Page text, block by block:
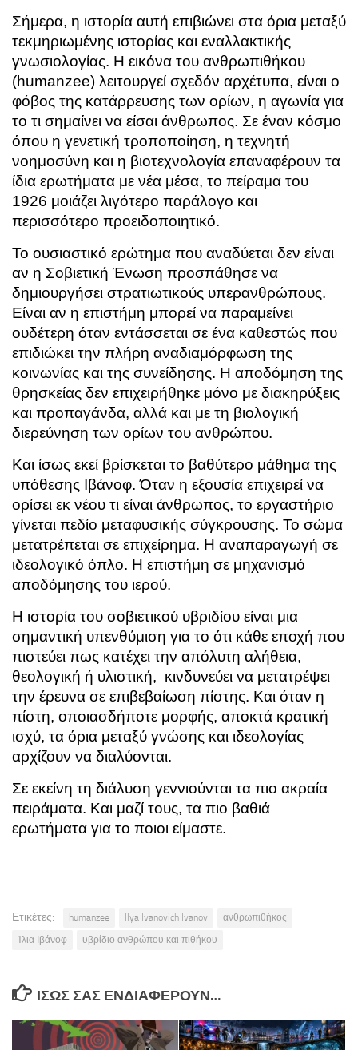
Σήμερα, η ιστορία αυτή επιβιώνει στα όρια μεταξύ
τεκμηριωμένης ιστορίας και εναλλακτικής
γνωσιολογίας. Η εικόνα του ανθρωπιθήκου
(humanzee) λειτουργεί σχεδόν αρχέτυπα, είναι ο
φόβος της κατάρρευσης των ορίων, η αγωνία για
το τι σημαίνει να είσαι άνθρωπος. Σε έναν κόσμο
όπου η γενετική τροποποίηση, η τεχνητή
νοημοσύνη και η βιοτεχνολογία επαναφέρουν τα
ίδια ερωτήματα με νέα μέσα, το πείραμα του
1926 μοιάζει λιγότερο παράλογο και
περισσότερο προειδοποιητικό.
Το ουσιαστικό ερώτημα που αναδύεται δεν είναι
αν η Σοβιετική Ένωση προσπάθησε να
δημιουργήσει στρατιωτικούς υπερανθρώπους.
Είναι αν η επιστήμη μπορεί να παραμείνει
ουδέτερη όταν εντάσσεται σε ένα καθεστώς που
επιδιώκει την πλήρη αναδιαμόρφωση της
κοινωνίας και της συνείδησης. Η αποδόμηση της
θρησκείας δεν επιχειρήθηκε μόνο με διακηρύξεις
και προπαγάνδα, αλλά και με τη βιολογική
διερεύνηση των ορίων του ανθρώπου.
Και ίσως εκεί βρίσκεται το βαθύτερο μάθημα της
υπόθεσης Ιβάνοφ. Όταν η εξουσία επιχειρεί να
ορίσει εκ νέου τι είναι άνθρωπος, το εργαστήριο
γίνεται πεδίο μεταφυσικής σύγκρουσης. Το σώμα
μετατρέπεται σε επιχείρημα. Η αναπαραγωγή σε
ιδεολογικό όπλο. Η επιστήμη σε μηχανισμό
αποδόμησης του ιερού.
Η ιστορία του σοβιετικού υβριδίου είναι μια
σημαντική υπενθύμιση για το ότι κάθε εποχή που
πιστεύει πως κατέχει την απόλυτη αλήθεια,
θεολογική ή υλιστική, κινδυνεύει να μετατρέψει
την έρευνα σε επιβεβαίωση πίστης. Και όταν η
πίστη, οποιασδήποτε μορφής, αποκτά κρατική
ισχύ, τα όρια μεταξύ γνώσης και ιδεολογίας
αρχίζουν να διαλύονται.
Σε εκείνη τη διάλυση γεννιούνται τα πιο ακραία
πειράματα. Και μαζί τους, τα πιο βαθιά
ερωτήματα για το ποιοι είμαστε.
Ετικέτες: humanzee Ilya Ivanovich Ivanov
ανθρωπιθήκος
Ίλια Ιβάνοφ
υβρίδιο ανθρώπου και πιθήκου
ΊΣΩΣ ΣΑΣ ΕΝΔΙΑΦΈΡΟΥΝ…